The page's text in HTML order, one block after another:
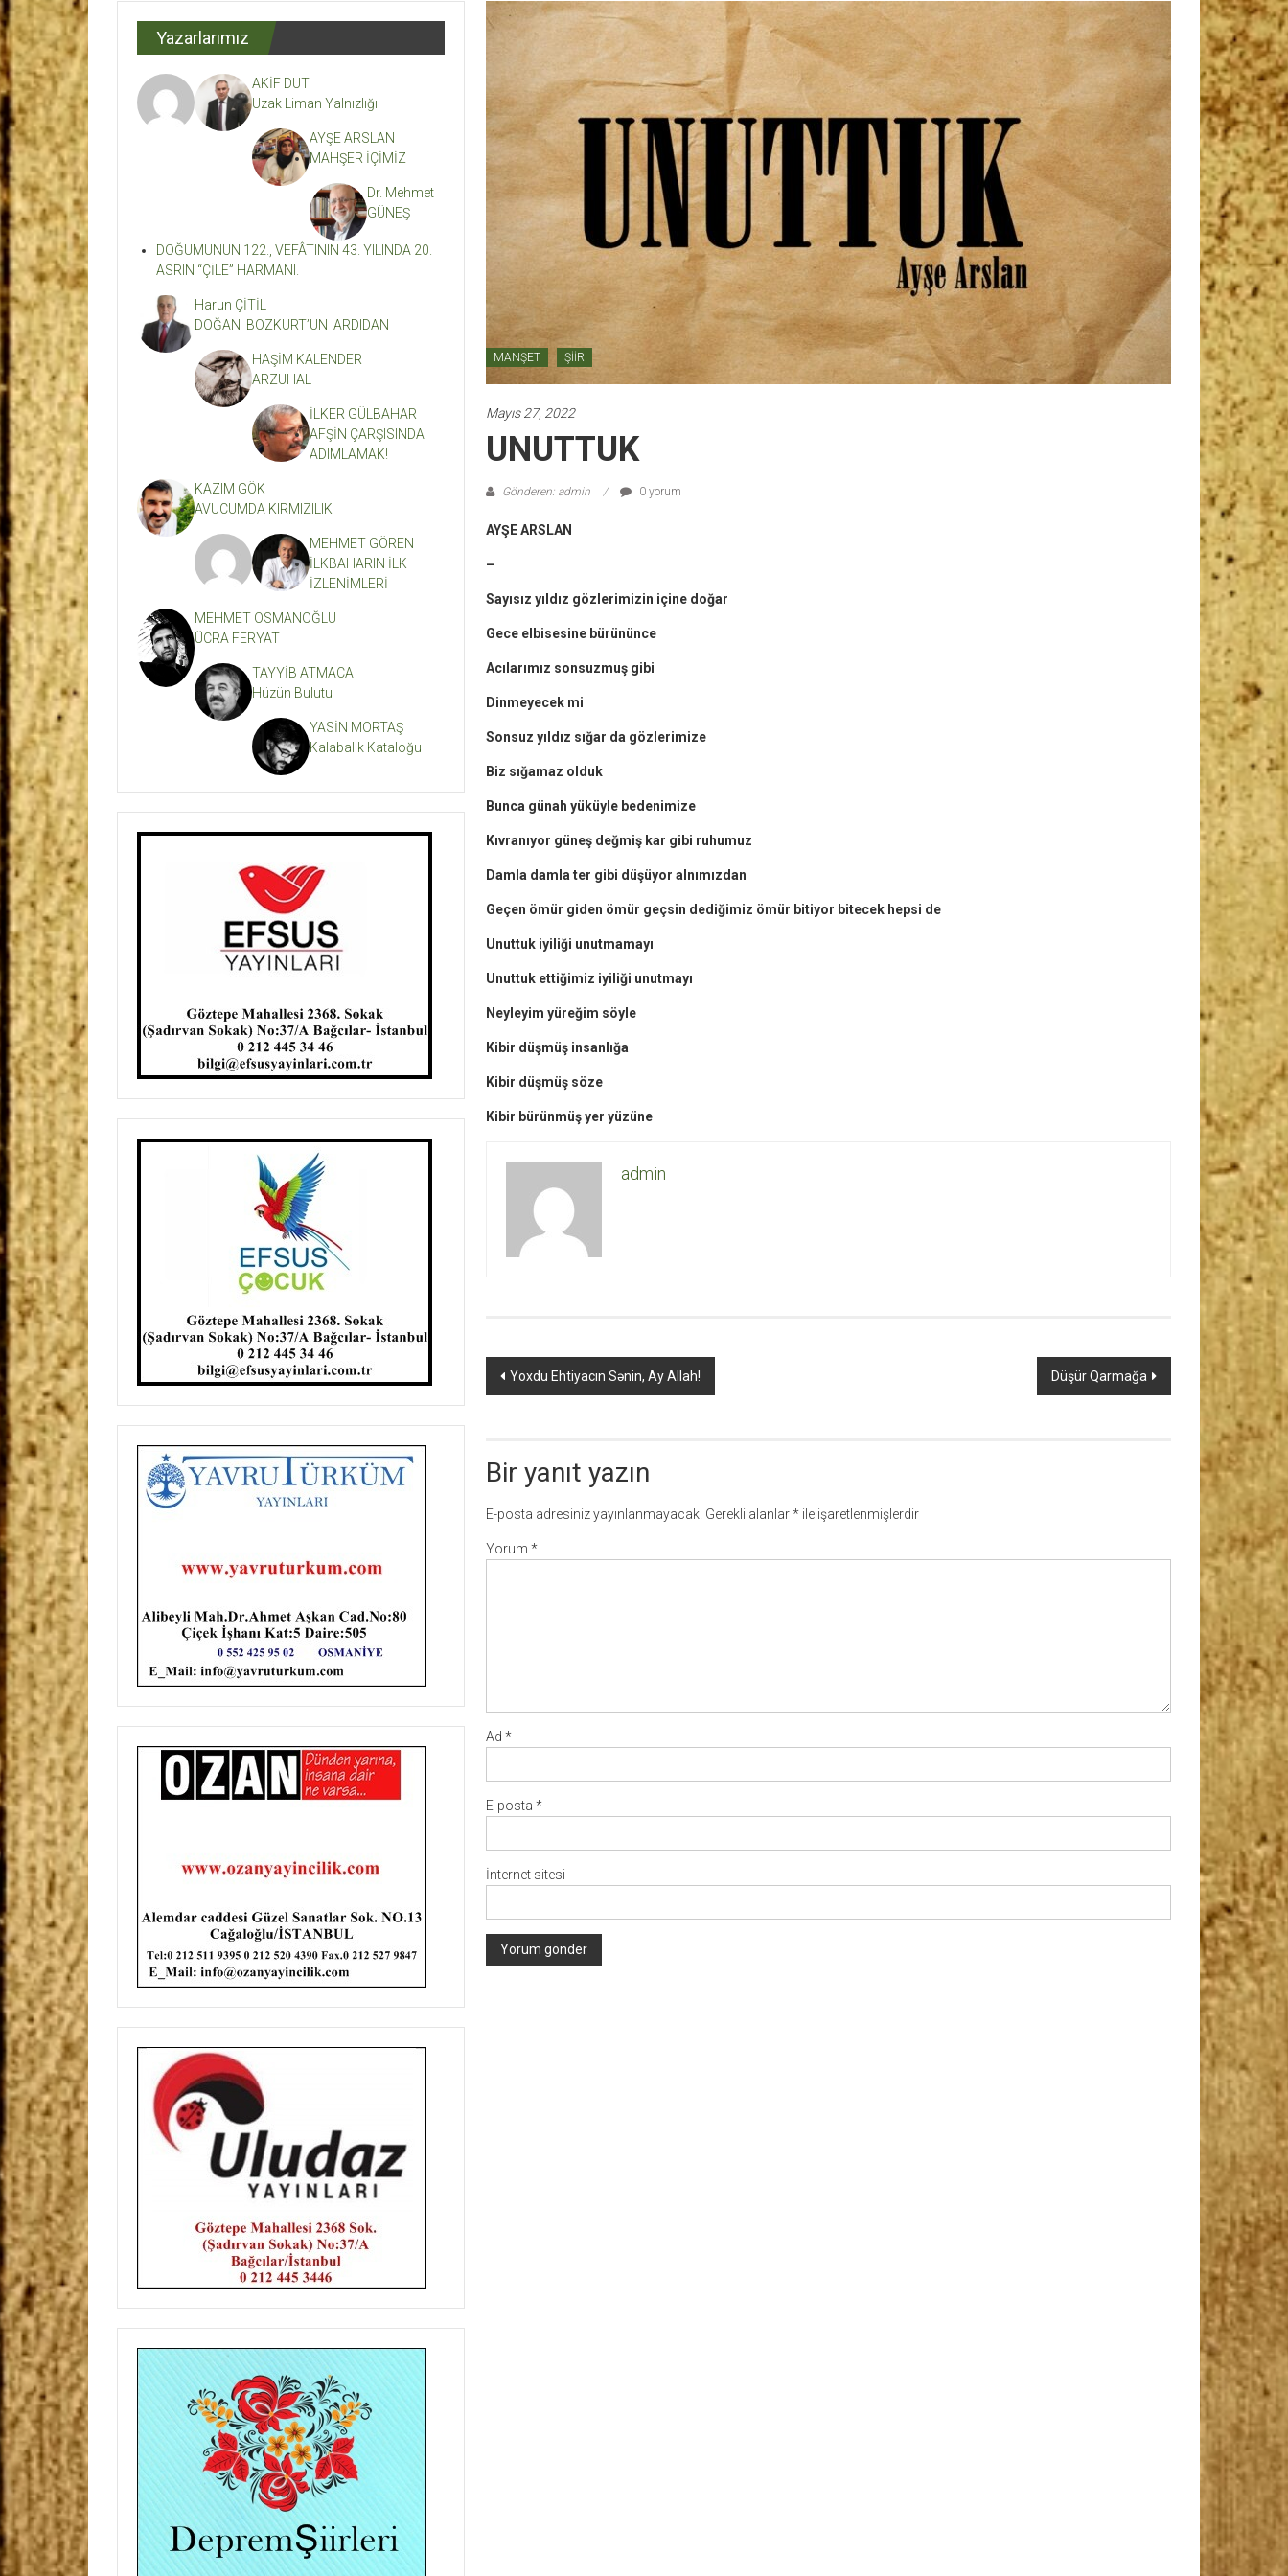
Dergisi
Kahramanmaraş'ın
Etkili
Edebiyat
MANŞET ŞİİR
Mayıs 27, 2022
UNUTTUK
Gönderen: admin 0 yorum
AYŞE ARSLAN
–
Sayısız yıldız gözlerimizin içine doğar
Gece elbisesine bürününce
Acılarımız sonsuzmuş gibi
Dinmeyecek mi
Sonsuz yıldız sığar da gözlerimize
Biz sığamaz olduk
Bunca günah yüküyle bedenimize
Kıvranıyor güneş değmiş kar gibi ruhumuz
Damla damla ter gibi düşüyor alnımızdan
Geçen ömür giden ömür geçsin dediğimiz ömür bitiyor bitecek hepsi de
Unuttuk iyiliği unutmamayı
Unuttuk ettiğimiz iyiliği unutmayı
Neyleyim yüreğim söyle
Kibir düşmüş insanlığa
Kibir düşmüş söze
Kibir bürünmüş yer yüzüne
admin
Yazı
Yoxdu Ehtiyacın Sənin, Ay Allah! Düşür Qarmağa
Bir yanıt yazın
E-posta adresiniz yayınlanmayacak. Gerekli alanlar* ile işaretlenmişlerdir
Yorum *
Ad *
E-posta *
İnternet sitesi
Yazarlarımız
AKİF DUT
Uzak Liman Yalnızlığı
AYŞE ARSLAN
MAHŞER İÇİMİZ
Dr. Mehmet
GÜNEŞ
DOĞUMUNUN 122., VEFÂTININ 43. YILINDA 20.
ASRIN “ÇİLE” HARMANI.
Harun ÇİTİL
DOĞAN BOZKURT’UN ARDIDAN
HAŞİM KALENDER
ARZUHAL
İLKER GÜLBAHAR
AFŞİN ÇARŞISINDA
ADIMLAMAK!
KAZIM GÖK
AVUCUMDA KIRMIZILIK
MEHMET GÖREN
İLKBAHARIN İLK
İZLENİMLERİ
MEHMET OSMANOĞLU
ÜCRA FERYAT
TAYYİB ATMACA
Hüzün Bulutu
YASİN MORTAŞ
Kalabalık Kataloğu